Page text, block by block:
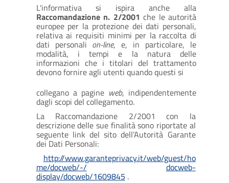
L'informativa si ispira anche alla
Raccomandazione n. 2/2001che le autorità
europee per la protezione dei dati personali,
relativa ai requisiti minimi per la raccolta di
dati personali on-line, e, in particolare, le
modalità, i tempi e la natura delle
informazioni che i titolari del trattamento
devono fornire agli utenti quando questi si
collegano a pagine web, indipendentemente
dagli scopi del collegamento.
La Raccomandazione 2/2001 con la
descrizione delle sue finalità sono riportate al
seguente link del sito dell’Autorità Garante
dei Dati Personali:
http://www.garanteprivacy.it/web/guest/ho
me/docweb/-/ docweb-
display/docweb/1609845 .